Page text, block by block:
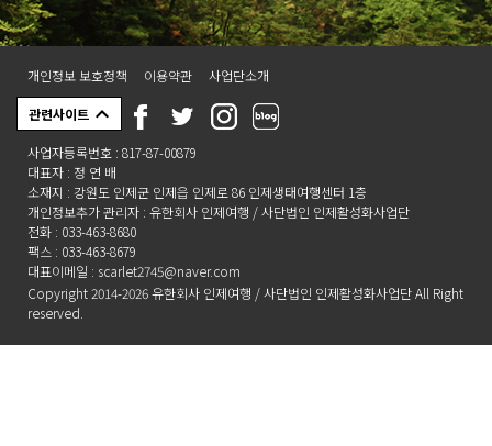
개인정보 보호정책 이용약관 사업단소개
관련사이트
사업자등록번호 : 817-87-00879
대표자 : 정 연 배
소재지 : 강원도 인제군 인제읍 인제로 86 인제생태여행센터 1층
개인정보추가 관리자 : 유한회사 인제여행 / 사단법인 인제활성화사업단
전화 : 033-463-8680
팩스 : 033-463-8679
대표이메일 : scarlet2745@naver.com
Copyright 2014-2026 유한회사 인제여행 / 사단법인 인제활성화사업단 All Right
reserved.